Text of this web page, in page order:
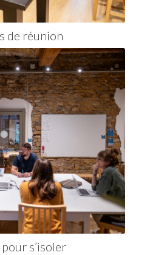
de réunion
s’isoler